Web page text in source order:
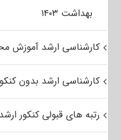
بهداشت ۱۴۰۳
کارشناسی ارشد آموزش
کارشناسی ارشد بدون
رتبه های قبولی کنکور ارشد